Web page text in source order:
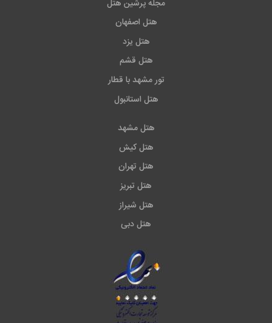
مجله پرشین هتل
هتل اصفهان
هتل یزد
هتل قشم
تور مشهد با قطار
هتل استانبول
هتل مشهد
هتل کیش
هتل تهران
هتل تبریز
هتل شیراز
هتل دبی